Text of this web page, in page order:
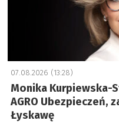
07.08.2026 (13:28)
Monika Kurpiewska-
AGRO Ubezpieczeń,
Łyskawę